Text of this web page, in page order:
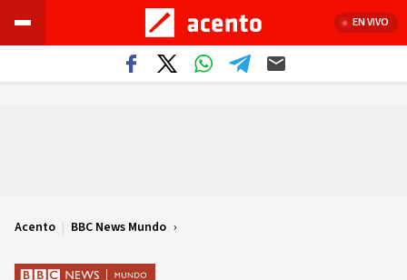
EN VIVO
Acento | BBC News Mundo